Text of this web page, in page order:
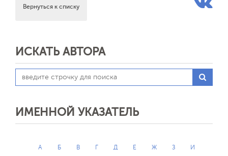
Вернуться к списку
ИСКАТЬ АВТОРА
ИМЕННОЙ УКАЗАТЕЛЬ
А Б В Г Д Е Ж З И